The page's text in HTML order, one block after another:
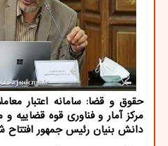
حقوق و قضا: سامانه اعتبار
مرکز آمار و فناوری قوه قضاییه
دانش بنیان رئیس جمهور افتتاح